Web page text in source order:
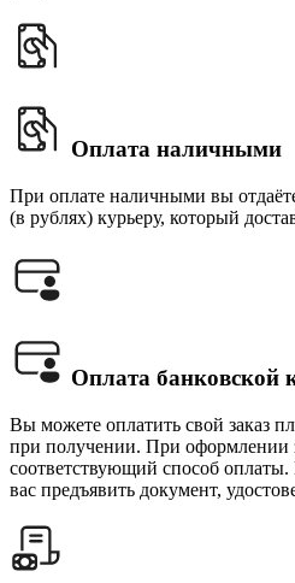
Оплата наличными
При оплате наличными вы
(в рублях) курьеру, который
Оплата банковской
Вы можете оплатить свой заказ
при получении. При оформлении
соответствующий способ
вас предъявить документ,